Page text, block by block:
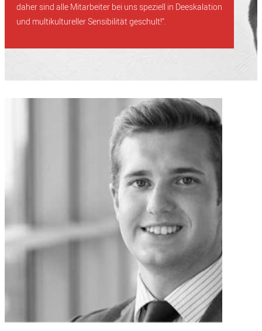
daher sind alle Mitarbeiter bei uns speziell in Deeskalation
und multikultureller Sensibilität geschult!“.